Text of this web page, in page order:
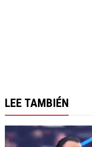
LEE TAMBIÉN